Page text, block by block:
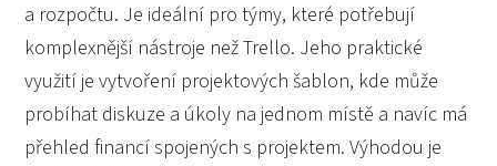
a rozpočtu. Je ideální pro týmy, které potřebují
komplexnější nástroje než Trello. Jeho praktické
využití je vytvoření projektových šablon, kde může
probíhat diskuze a úkoly na jednom místě a navíc má
přehled financí spojených s projektem. Výhodou je